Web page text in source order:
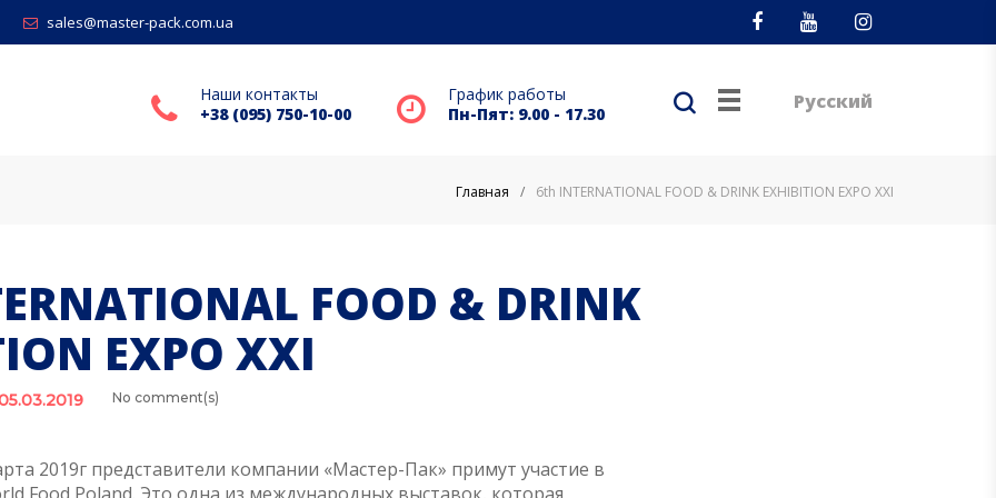
sales@master-pack.com.ua
Наши контакты
+38 (095) 750-10-00
График работы
Пн-Пят: 9.00 - 17.30
Русский
Главная / 6th INTERNATIONAL FOOD & DRINK EXHIBITION EXPO XXI
FOOD & DRINK
EXPO XXI
No comment(s)
2019г представители компании «Мастер-Пак» примут участие в